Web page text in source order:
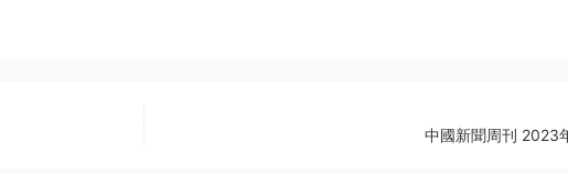
中國新聞周刊 2023